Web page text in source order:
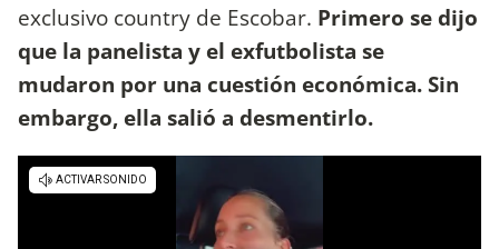
exclusivo country de Escobar. Primero se dijo
que la panelista y el exfutbolista se
mudaron por una cuestión económica. Sin
embargo, ella salió a desmentirlo.